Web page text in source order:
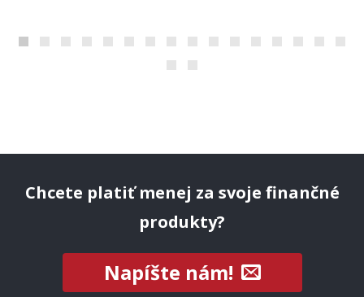
Chcete platiť menej za svoje finančné
produkty?
Napíšte nám!